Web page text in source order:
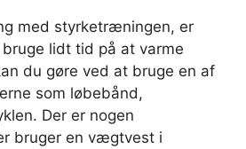
med styrketræningen, er
lidt tid på at varme
du gøre ved at bruge en af
som løbebånd,
Der er nogen
bruger en vægtvest i